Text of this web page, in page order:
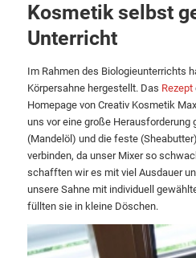
Kosmetik selbst
Unterricht
Im Rahmen des Biologieunterrichts
Körpersahne hergestellt. Das Rezept
Homepage von Creativ Kosmetik
uns vor eine große Herausforderung
(Mandelöl) und die feste
verbinden, da unser Mixer so
schafften wir es mit viel Ausdauer
unsere Sahne mit individuell
füllten sie in kleine Döschen.